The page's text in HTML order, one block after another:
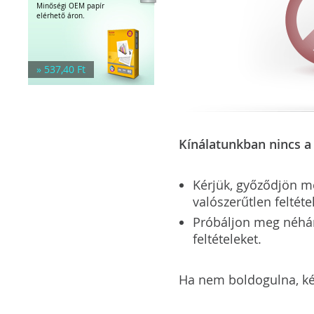
Minőségi OEM papír
elérhető áron.
» 537,40 Ft
Kínálatunkban nincs
Kérjük, győződjön
valószerűtlen
Próbáljon meg
feltételeket.
Ha nem boldogulna,